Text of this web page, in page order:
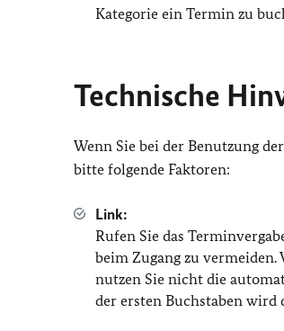
Kategorie ein Termin zu
Technische
Wenn Sie bei der Benutzung
bitte folgende Faktoren:
Link:
Rufen Sie das
beim Zugang zu vermeiden.
nutzen Sie nicht die
der ersten Buchstaben wird